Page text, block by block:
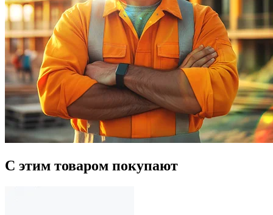
С этим товаром покупают